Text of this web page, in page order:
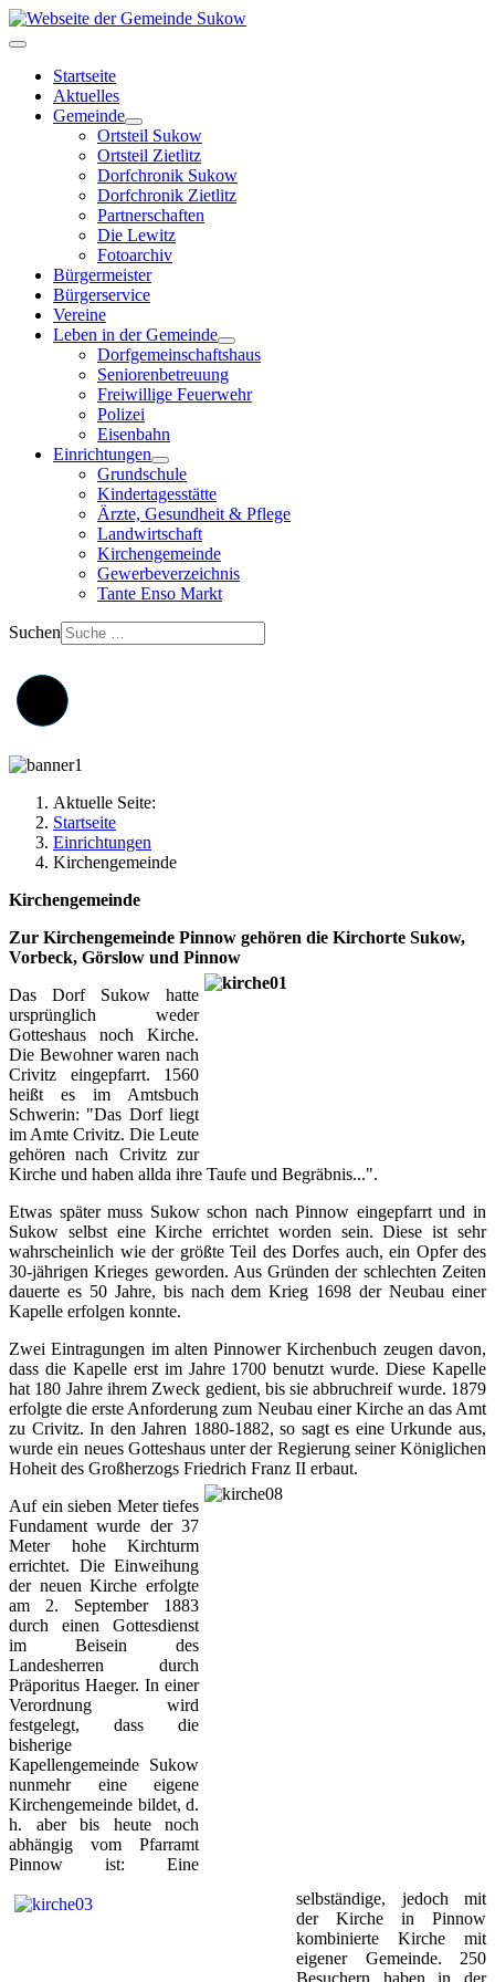
Startseite
Aktuelles
Gemeinde
Ortsteil Sukow
Ortsteil Zietlitz
Dorfchronik Sukow
Dorfchronik Zietlitz
Partnerschaften
Die Lewitz
Fotoarchiv
Bürgermeister
Bürgerservice
Vereine
Leben in der Gemeinde
Dorfgemeinschaftshaus
Seniorenbetreuung
Freiwillige Feuerwehr
Polizei
Eisenbahn
Einrichtungen
Grundschule
Kindertagesstätte
Ärzte, Gesundheit & Pflege
Landwirtschaft
Kirchengemeinde
Gewerbeverzeichnis
Tante Enso Markt
Suchen
Aktuelle Seite:
Startseite
Einrichtungen
Kirchengemeinde
Kirchengemeinde
Zur Kirchengemeinde Pinnow gehören die Kirchorte Sukow,
Vorbeck, Görslow und Pinnow
Das Dorf Sukow hatte
ursprünglich weder
Gotteshaus noch Kirche.
Die Bewohner waren nach
Crivitz eingepfarrt. 1560
heißt es im Amtsbuch
Schwerin: "Das Dorf liegt
im Amte Crivitz. Die Leute
gehören nach Crivitz zur
Kirche und haben allda ihre Taufe und Begräbnis...".
Etwas später muss Sukow schon nach Pinnow eingepfarrt und in
Sukow selbst eine Kirche errichtet worden sein. Diese ist sehr
wahrscheinlich wie der größte Teil des Dorfes auch, ein Opfer des
30-jährigen Krieges geworden. Aus Gründen der schlechten Zeiten
dauerte es 50 Jahre, bis nach dem Krieg 1698 der Neubau einer
Kapelle erfolgen konnte.
Zwei Eintragungen im alten Pinnower Kirchenbuch zeugen davon,
dass die Kapelle erst im Jahre 1700 benutzt wurde. Diese Kapelle
hat 180 Jahre ihrem Zweck gedient, bis sie abbruchreif wurde. 1879
erfolgte die erste Anforderung zum Neubau einer Kirche an das Amt
zu Crivitz. In den Jahren 1880-1882, so sagt es eine Urkunde aus,
wurde ein neues Gotteshaus unter der Regierung seiner Königlichen
Hoheit des Großherzogs Friedrich Franz II erbaut.
Auf ein sieben Meter tiefes
Fundament wurde der 37
Meter hohe Kirchturm
errichtet. Die Einweihung
der neuen Kirche erfolgte
am 2. September 1883
durch einen Gottesdienst
im Beisein des
Landesherren durch
Präporitus Haeger. In einer
Verordnung wird
festgelegt, dass die
bisherige
Kapellengemeinde Sukow
nunmehr eine eigene
Kirchengemeinde bildet, d.
h. aber bis heute noch
abhängig vom Pfarramt
Pinnow ist: Eine
selbständige, jedoch mit
der Kirche in Pinnow
kombinierte Kirche mit
eigener Gemeinde. 250
Besuchern haben in der